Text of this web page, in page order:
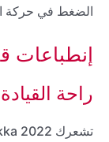
الضغط في حركة
إنطباعات
راحة